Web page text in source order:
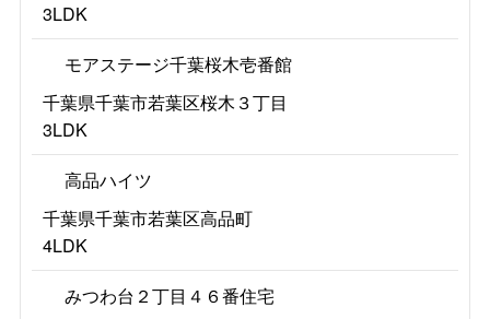
3LDK
モアステージ千葉桜木壱番館
千葉県千葉市若葉区桜木３丁目
3LDK
高品ハイツ
千葉県千葉市若葉区高品町
4LDK
みつわ台２丁目４６番住宅